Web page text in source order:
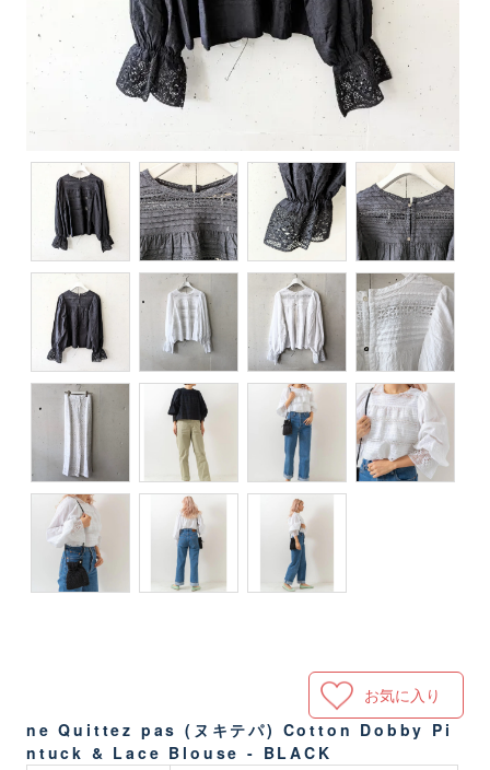
お気に入り
ne Quittez pas (ヌキテパ) Cotton Dobby Pi
ntuck & Lace Blouse - BLACK